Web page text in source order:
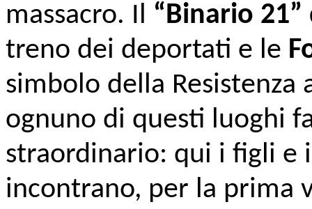
massacro. Il “Binario
treno dei deportati e le
simbolo della Resistenza
ognuno di questi luoghi
straordinario: qui i figli e
incontrano, per la prima